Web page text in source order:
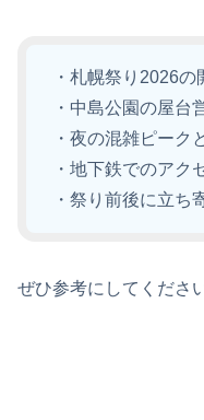
・札幌祭り2026
・中島公園の屋台
・夜の混雑ピーク
・地下鉄でのアク
・祭り前後に立ち
ぜひ参考にしてくださ